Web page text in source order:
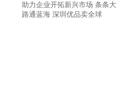
助力企业开拓新兴市场 条条大
路通蓝海 深圳优品卖全球